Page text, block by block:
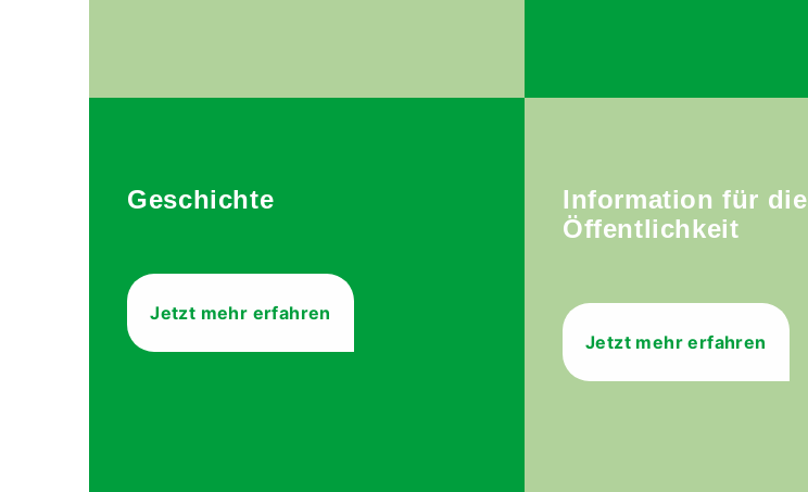
Geschichte
Jetzt mehr erfahren
Information für die
Öffentlichkeit
Jetzt mehr erfahren